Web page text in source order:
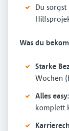
Du
Was du
Starke
Wochen
Alles easy:
komplett